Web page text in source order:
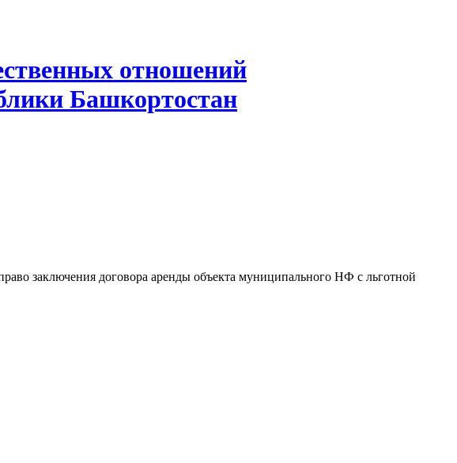
отношений
Башкортостан
заключения договора аренды объекта муниципального НФ с льготной